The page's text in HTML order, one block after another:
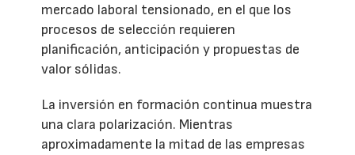
mercado laboral tensionado, en el que los
procesos de selección requieren
planificación, anticipación y propuestas de
valor sólidas.
La inversión en formación continua muestra
una clara polarización. Mientras
aproximadamente la mitad de las empresas